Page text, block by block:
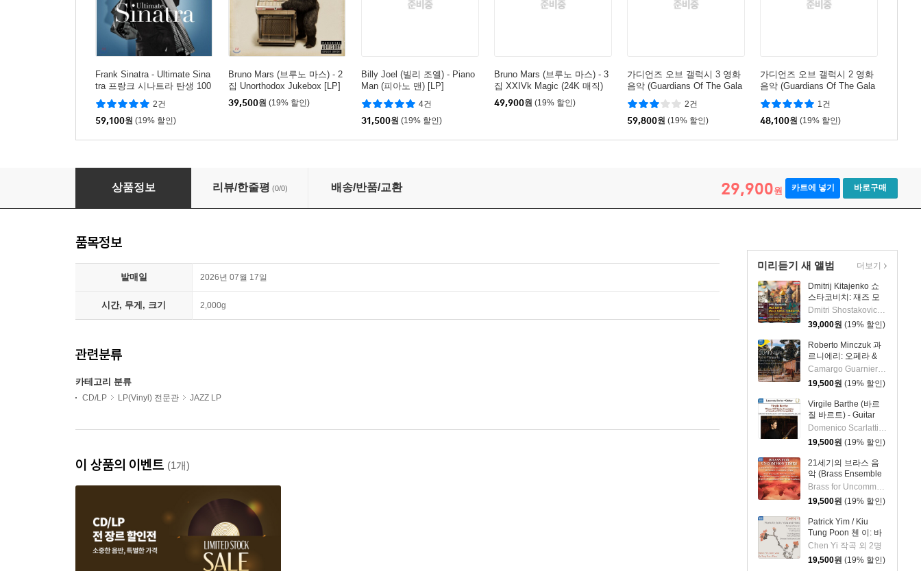
Frank Sinatra - Ultimate Sina
tra 프랑크 시나트라 탄생 100
주년 기념 앨범 [2LP]
2건
59,100원 (19% 할인)
Bruno Mars (브루노 마스) - 2
집 Unorthodox Jukebox [LP]
39,500원 (19% 할인)
Billy Joel (빌리 조엘) - Piano
Man (피아노 맨) [LP]
4건
31,500원 (19% 할인)
Bruno Mars (브루노 마스) - 3
집 XXIVk Magic (24K 매직)
[LP]
49,900원 (19% 할인)
가디언즈 오브 갤럭시 3 영화
음악 (Guardians Of The Gala
xy Vol. 3: Awesome Mix Vol.
3 OST) [2LP] 2건
59,800원 (19% 할인)
가디언즈 오브 갤럭시 2 영화
음악 (Guardians Of The Gala
xy - Awesome Mix Vol. 2 OS
T) [LP]
1건
48,100원 (19% 할인)
Art Blakey & The Jazz Messengers (아트 블레이키 & 더 재즈 매신저스) - Moanin' [LP]
상품정보 리뷰/한줄평 (0/0) 배송/반품/교환 29,900원 카트에 넣기 바로구매
미리듣기 새 앨범
Dmitrij Kitajenko 쇼
스타코비치: 재즈 모
음곡, 발레 모음곡, 협
주곡들
(Shostakovich: Jazz
Suite; Ballet Suites;
Concertos)
Dmitri Shostakovich 작곡 외 6명
39,000원 (19% 할인)
Roberto Minczuk 과
르니에리: 오페라 &
관현악 작품집
(Guarnieri: Pedro
Malazarte)
Camargo Guarnieri 작곡 외 2명
19,500원 (19% 할인)
Virgile Barthe (바르
질 바르트) - Guitar
Recital (기타 리사이
틀)
Domenico Scarlatti 작곡 외 5명
19,500원 (19% 할인)
21세기의 브라스 음
악 (Brass Ensemble
Music - 21st Century)Brass for Uncommon Times 실내악
19,500원 (19% 할인)
Patrick Yim / Kiu
Tung Poon 첸 이: 바
이올린, 비올라, 피아
노 작품집 (Chen Yi:
Works For Violin,
Chen Yi 작곡 외 2명
19,500원 (19% 할인)
더보기
품목정보
발매일 2026년 07월 17일
시간, 무게, 크기 2,000g
관련분류
카테고리 분류
CD/LP LP(Vinyl) 전문관 JAZZ LP
이 상품의 이벤트 (1개)